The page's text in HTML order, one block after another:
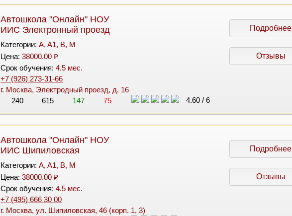
Автошкола "Онлайн" НОУ
ИИС Электронный проезд
Категории: A, A1, B, M
Цена: 38000.00 ₽
Срок обучения: 4.5 мес.
+7 (926) 273-31-66
г. Москва, Электродный проезд, д. 16
240
615 147 75 4.60/ 6
Подробнее
Отзывы
Автошкола "Онлайн" НОУ
ИИС Шипиловская
Категории: A, A1, B, M
Цена: 38000.00 ₽
Срок обучения: 4.5 мес.
+7 (495) 666 30 00
г. Москва, ул. Шипиловская, 46 (корп. 1, 3)
Подробнее
Отзывы